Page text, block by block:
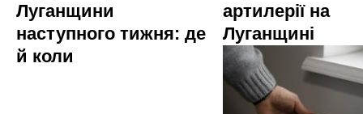
Луганщини
наступного тижня: де
й коли
артилерії на
Луганщині